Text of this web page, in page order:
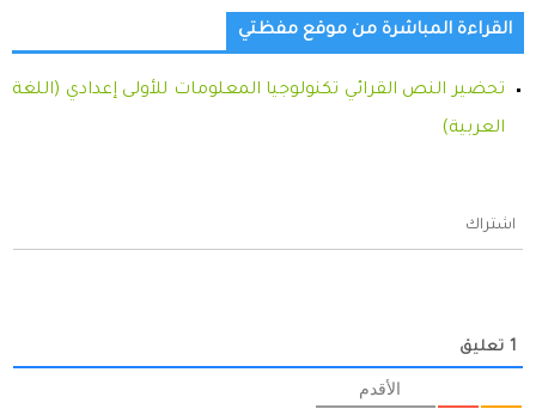
القراءة المباشرة من موقع مفظتي
تحضير النص القرائي تكنولوجيا المعلومات للأولى إعدادي (اللغة
العربية)
اشتراك
1 تعليق
الأقدم